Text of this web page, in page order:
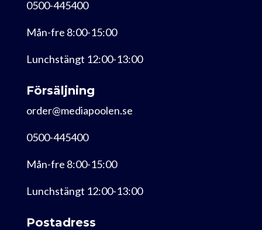
0500-445400
Mån-fre 8:00-15:00
Lunchstängt 12:00-13:00
Försäljning
order@mediapoolen.se
0500-445400
Mån-fre 8:00-15:00
Lunchstängt 12:00-13:00
Postadress